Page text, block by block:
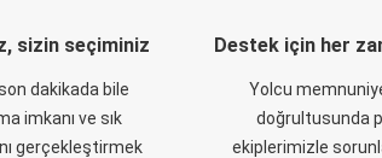
sizin seçiminiz
dakikada bile
imkanı ve sık
gerçekleştirmek
Destek için her
Yolcu
doğrultusunda
ekiplerimizle